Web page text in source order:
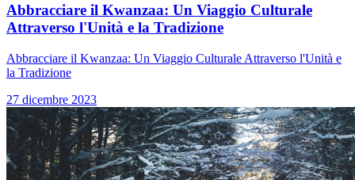
Abbracciare il Kwanzaa: Un Viaggio Culturale
Attraverso l'Unità e la Tradizione
Abbracciare il Kwanzaa: Un Viaggio Culturale Attraverso l'Unità e
la Tradizione
27 dicembre 2023